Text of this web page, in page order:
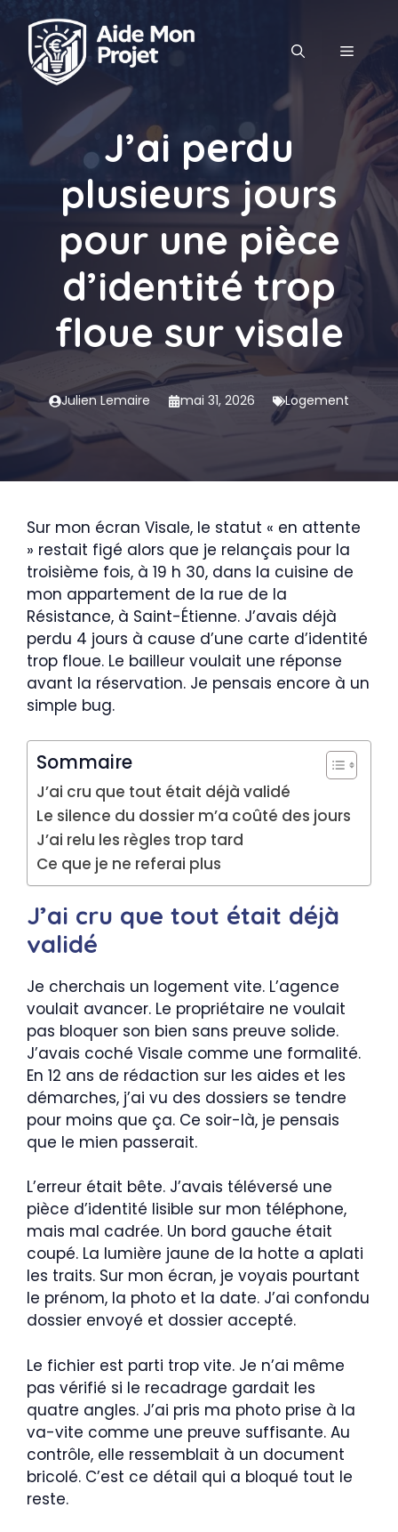
Aller
contenu
MENU
J’ai perdu
plusieurs jours
pour une pièce
d’identité trop
floue sur visale
Julien Lemaire mai 31, 2026 Logement
Sur mon écran Visale, le statut « en attente
» restait figé alors que je relançais pour la
troisième fois, à 19 h 30, dans la cuisine de
mon appartement de la rue de la
Résistance, à Saint-Étienne. J’avais déjà
perdu 4 jours à cause d’une carte d’identité
trop floue. Le bailleur voulait une réponse
avant la réservation. Je pensais encore à un
simple bug.
Sommaire
J’ai cru que tout était déjà validé
Le silence du dossier m’a coûté des jours
J’ai relu les règles trop tard
Ce que je ne referai plus
J’ai cru que tout était déjà
validé
Je cherchais un logement vite. L’agence
voulait avancer. Le propriétaire ne voulait
pas bloquer son bien sans preuve solide.
J’avais coché Visale comme une formalité.
En 12 ans de rédaction sur les aides et les
démarches, j’ai vu des dossiers se tendre
pour moins que ça. Ce soir-là, je pensais
que le mien passerait.
L’erreur était bête. J’avais téléversé une
pièce d’identité lisible sur mon téléphone,
mais mal cadrée. Un bord gauche était
coupé. La lumière jaune de la hotte a aplati
les traits. Sur mon écran, je voyais pourtant
le prénom, la photo et la date. J’ai confondu
dossier envoyé et dossier accepté.
Le fichier est parti trop vite. Je n’ai même
pas vérifié si le recadrage gardait les
quatre angles. J’ai pris ma photo prise à la
va-vite comme une preuve suffisante. Au
contrôle, elle ressemblait à un document
bricolé. C’est ce détail qui a bloqué tout le
reste.